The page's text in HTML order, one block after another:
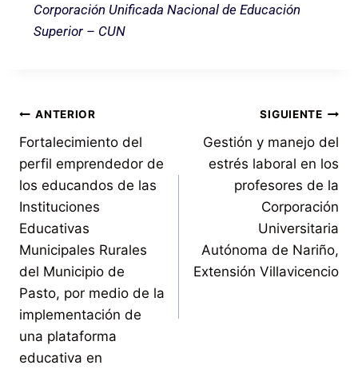
Corporación Unificada Nacional de Educación
Superior – CUN
ANTERIOR
Fortalecimiento del
perfil emprendedor de
los educandos de las
Instituciones
Educativas
Municipales Rurales
del Municipio de
Pasto, por medio de la
implementación de
una plataforma
educativa en
SIGUIENTE
Gestión y manejo del
estrés laboral en los
profesores de la
Corporación
Universitaria
Autónoma de Nariño,
Extensión Villavicencio